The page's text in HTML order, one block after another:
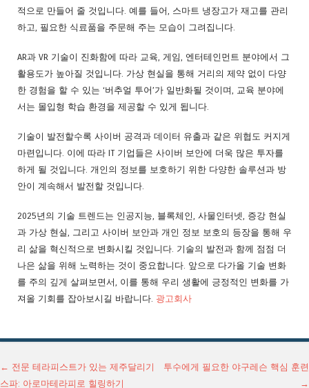
적으로 만들어 줄 것입니다. 예를 들어, 스마트 냉장고가 재고를 관리
하고, 필요한 식료품을 주문해 주는 모습이 그려집니다.
AR과 VR 기술이 진화함에 따라 교육, 게임, 엔터테인먼트 분야에서 그
활용도가 높아질 것입니다. 가상 현실을 통해 거리의 제약 없이 다양
한 경험을 할 수 있는 ‘버추얼 투어’가 일반화될 것이며, 교육 분야에
서는 몰입형 학습 환경을 제공할 수 있게 됩니다.
기술이 발전할수록 사이버 공격과 데이터 유출과 같은 위협도 커지게
마련입니다. 이에 따라 IT 기업들은 사이버 보안에 더욱 많은 투자를
하게 될 것입니다. 개인의 정보를 보호하기 위한 다양한 솔루션과 방
안이 계속해서 발전할 것입니다.
2025년의 기술 트렌드는 인공지능, 블록체인, 사물인터넷, 증강 현실
과 가상 현실, 그리고 사이버 보안과 개인 정보 보호의 등장을 통해 우
리 삶을 혁신적으로 변화시킬 것입니다. 기술의 발전과 함께 점점 더
나은 삶을 위해 노력하는 것이 중요합니다. 앞으로 다가올 기술 변화
를 주의 깊게 살펴보면서, 이를 통해 우리 생활에 긍정적인 변화를 가
져올 기회를 잡아보시길 바랍니다. 광고회사
글 네비게이션
← 전문 테라피스트가 있는 제주달리기
스파: 아로마테라피로 힐링하기
투수에게 필요한 야구레슨 핵심 훈련
→